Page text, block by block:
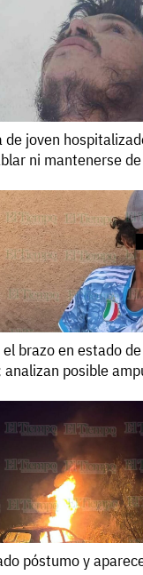
de joven
ni mantenerse
brazo en estado
posible
póstumo y